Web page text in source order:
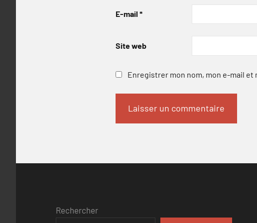
E-mail *
Site web
Enregistrer mon nom, mon e-mail et
Rechercher